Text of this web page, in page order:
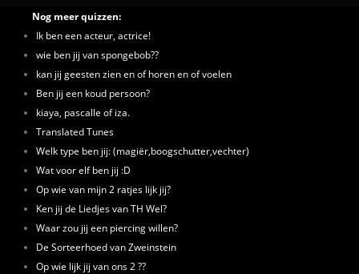
Nog meer quizzen:
Ik ben een acteur, actrice!
wie ben jij van spongebob??
kan jij geesten zien en of horen en of voelen
Ben jij een koud persoon?
kiaya, pascalle of iza.
Translated Tunes
Welk type ben jij: (magiër,boogschutter,vechter)
Wat voor elf ben jij :D
Op wie van mijn 2 ratjes lijk jij?
Ken jij de Liedjes van TH Wel?
Waar zou jij een piercing willen?
De Sorteerhoed van Zweinstein
Op wie lijk jij van ons 2 ??